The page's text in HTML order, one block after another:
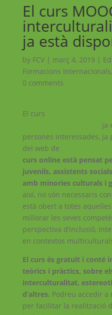
El curs
ja està
by FCV| març 4, 2019 |
Formacions Internacionals,
0 comments
El curs
ja
persones interessades, ja
del web de
curs online està pensat
juvenils, assistents
amb minories culturals i
així, no són necessaris
està obert a totes
millorar les seves
perspectiva d’inclusió,
en contextos
El curs és gratuït i conté
teòrics i pràctics, sobre
interculturalitat,
d’altres. Podreu accedir
per facilitar la realització